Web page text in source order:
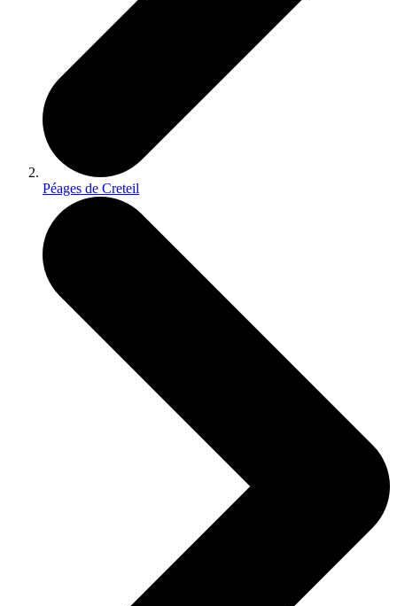
Péages de Creteil